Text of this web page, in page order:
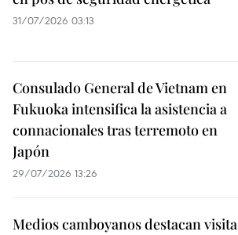
31/07/2026 03:13
Consulado General de Vietnam en
Fukuoka intensifica la asistencia a
connacionales tras terremoto en
Japón
29/07/2026 13:26
Medios camboyanos destacan visita